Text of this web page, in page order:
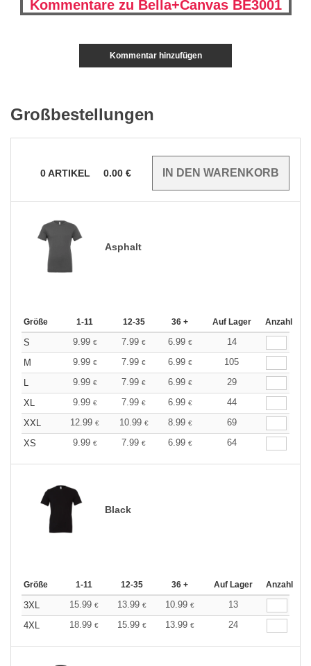
Kommentare zu Bella+Canvas BE3001
Kommentar hinzufügen
Großbestellungen
0ARTIKEL 0.00 €
Asphalt
Größe 1-11 12-35 36 + Auf Lager Anzahl
S 9.99 € 7.99 € 6.99 €
14
M
9.99 € 7.99 € 6.99 €
105
L
9.99 € 7.99 € 6.99 €
29
XL
9.99 € 7.99 € 6.99 €
44
XXL
12.99 € 10.99 € 8.99 €
69
XS
9.99 € 7.99 € 6.99 € 64
Black
Größe 1-11 12-35 36 + Auf Lager Anzahl
3XL 15.99 € 13.99 € 10.99 €
13
4XL
18.99 € 15.99 € 13.99 € 24